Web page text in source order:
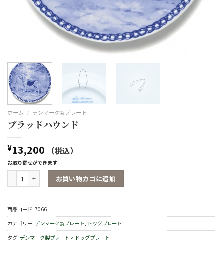
ホーム / デンマーク製プレート
ブラッドハウンド
¥13,200 （税込）
お取り寄せができます
ブラッドハウンド個お買い物カゴに追加
商品コード: 7066
カテゴリー: デンマーク製プレート ドッグプレート
タグ: デンマーク製プレート > ドッグプレート